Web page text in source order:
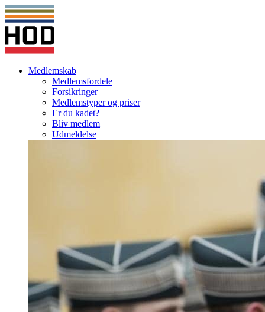
Medlemskab
Medlemsfordele
Forsikringer
Medlemstyper og priser
Er du kadet?
Bliv medlem
Udmeldelse